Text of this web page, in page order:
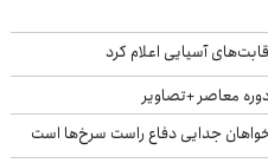
آسیایی اعلام کرد
خواهان جدایی دفاع راست سرخ‌ها است